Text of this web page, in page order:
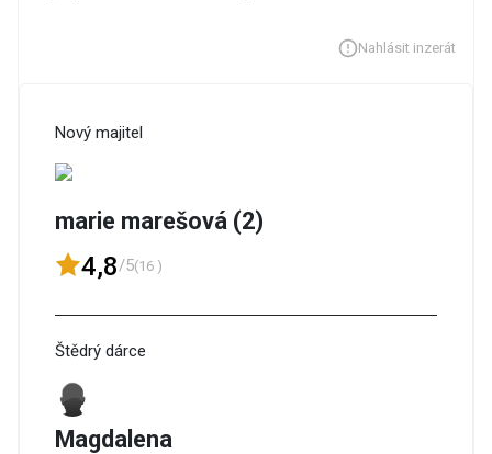
Nahlásit inzerát
Nový majitel
marie marešová (2)
4,8/5(16 )
Štědrý dárce
Magdalena